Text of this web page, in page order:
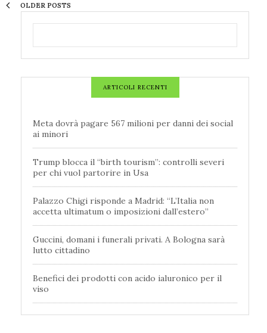
OLDER POSTS
ARTICOLI RECENTI
Meta dovrà pagare 567 milioni per danni dei social
ai minori
Trump blocca il “birth tourism”: controlli severi
per chi vuol partorire in Usa
Palazzo Chigi risponde a Madrid: “L’Italia non
accetta ultimatum o imposizioni dall’estero”
Guccini, domani i funerali privati. A Bologna sarà
lutto cittadino
Benefici dei prodotti con acido ialuronico per il
viso